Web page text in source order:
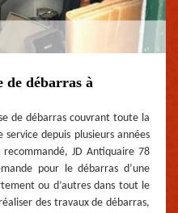
de débarras à
de débarras couvrant toute la
depuis plusieurs années
JD Antiquaire 78
pour le débarras d’une
ou d’autres dans tout le
des travaux de débarras,